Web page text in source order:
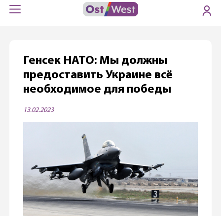
Генсек НАТО: Мы должны
предоставить Украине всё
необходимое для победы
13.02.2023